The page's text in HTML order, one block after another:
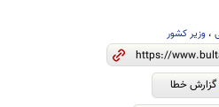
، وزیر کشور
گزارش خطا